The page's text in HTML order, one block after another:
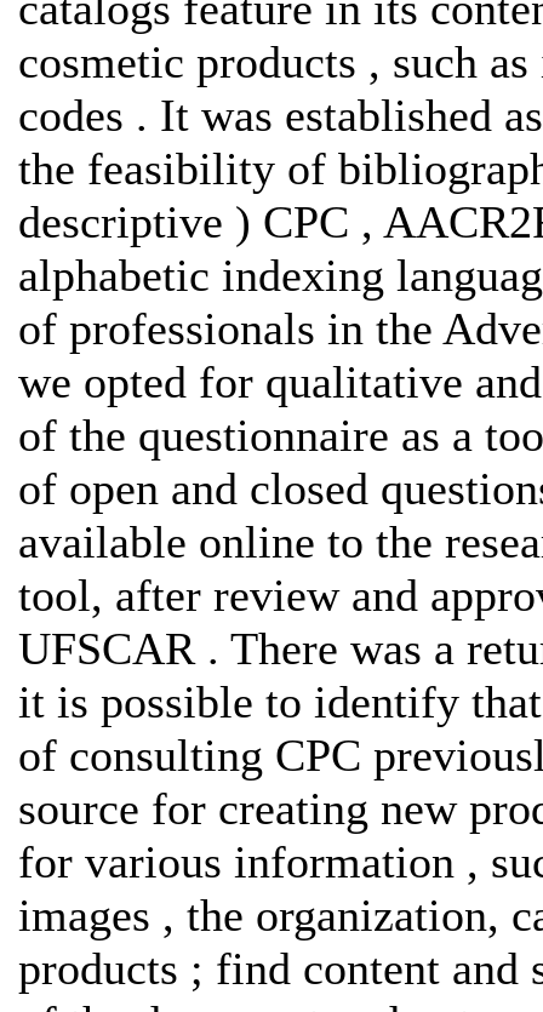
cosmetic products , such
codes . It was established
the feasibility of
descriptive ) CPC ,
alphabetic indexing
of professionals in the
we opted for qualitative
of the questionnaire as a
of open and closed
available online to the
tool, after review and
UFSCAR . There was a
it is possible to identify
of consulting CPC
source for creating new
for various information ,
images , the organization,
products ; find content and